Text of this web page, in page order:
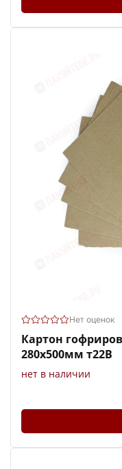
Нет оценок
Картон
280х500мм т22В
нет в наличии